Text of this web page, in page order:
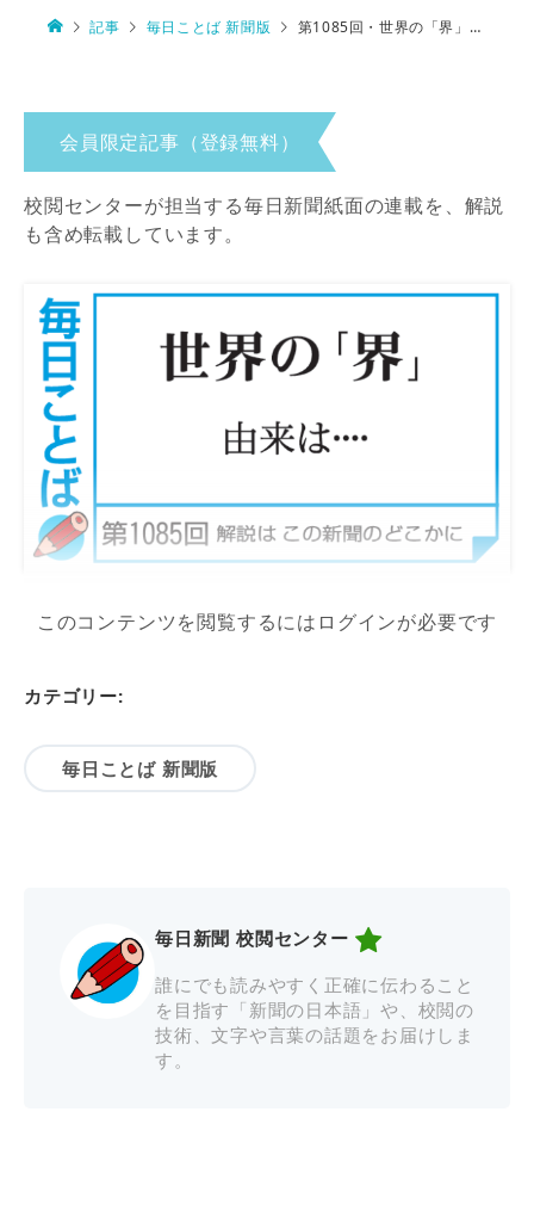
記事 毎日ことば 新聞版 第1085回・世界の「界」 由来は…
会員限定記事（登録無料）
校閲センターが担当する毎日新聞紙面の連載を、解説
も含め転載しています。
このコンテンツを閲覧するにはログインが必要です
カテゴリー:
毎日ことば 新聞版
毎日新聞 校閲センター
誰にでも読みやすく正確に伝わること
を目指す「新聞の日本語」や、校閲の
技術、文字や言葉の話題をお届けしま
す。